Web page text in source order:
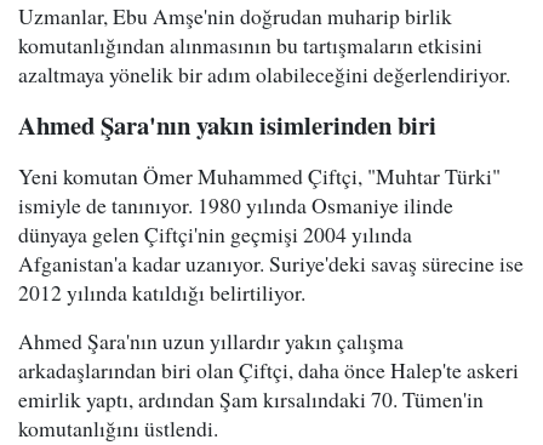
Uzmanlar, Ebu Amşe'nin doğrudan muharip birlik
komutanlığından alınmasının bu tartışmaların etkisini
azaltmaya yönelik bir adım olabileceğini değerlendiriyor.
Ahmed Şara'nın yakın isimlerinden biri
Yeni komutan Ömer Muhammed Çiftçi, "Muhtar Türki"
ismiyle de tanınıyor. 1980 yılında Osmaniye ilinde
dünyaya gelen Çiftçi'nin geçmişi 2004 yılında
Afganistan'a kadar uzanıyor. Suriye'deki savaş sürecine ise
2012 yılında katıldığı belirtiliyor.
Ahmed Şara'nın uzun yıllardır yakın çalışma
arkadaşlarından biri olan Çiftçi, daha önce Halep'te askeri
emirlik yaptı, ardından Şam kırsalındaki 70. Tümen'in
komutanlığını üstlendi.